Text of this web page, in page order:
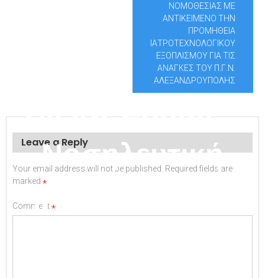
και εξοπλισμού
πληροφορικής του
Π.Γ.Ν. Έβρου –
Νοσηλευτική
Μονάδα Αλεξ/
ΝΟΜΟΘΕΣΙΑΣ ΜΕ
ΑΝΤΙΚΕΙΜΕΝΟ ΤΗΝ
ΠΡΟΜΗΘΕΙΑ
ΙΑΤΡΟΤΕΧΝΟΛΟΓΙΚΟΥ
ΕΞΟΠΛΙΣΜΟΥ ΓΙΑ ΤΙΣ
ΑΝΑΓΚΕΣ ΤΟΥ Π.Γ.Ν.
ΑΛΕΞΑΝΔΡΟΥΠΟΛΗΣ
Leave a Reply
Your email address will not be published.
Required fields are
marked *
Comment*